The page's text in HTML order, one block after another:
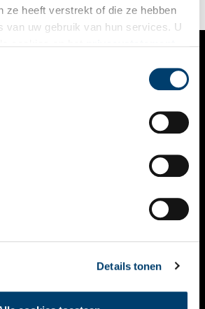
ze heeft verstrekt of die ze hebben
van uw gebruik van hun services. U
Details tonen